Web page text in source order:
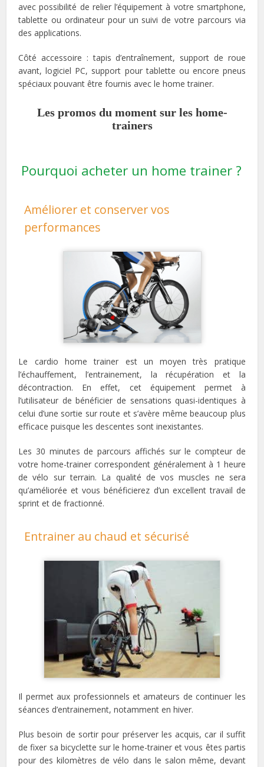
avec possibilité de relier l’équipement à votre smartphone,
tablette ou ordinateur pour un suivi de votre parcours via
des applications.
Côté accessoire : tapis d’entraînement, support de roue
avant, logiciel PC, support pour tablette ou encore pneus
spéciaux pouvant être fournis avec le home trainer.
Les promos du moment sur les home-
trainers
Pourquoi acheter un home trainer ?
Améliorer et conserver vos
performances
Le cardio home trainer est un moyen très pratique
l’échauffement, l’entrainement, la récupération et la
décontraction. En effet, cet équipement permet à
l’utilisateur de bénéficier de sensations quasi-identiques à
celui d’une sortie sur route et s’avère même beaucoup plus
efficace puisque les descentes sont inexistantes.
Les 30 minutes de parcours affichés sur le compteur de
votre home-trainer correspondent généralement à 1 heure
de vélo sur terrain. La qualité de vos muscles ne sera
qu’améliorée et vous bénéficierez d’un excellent travail de
sprint et de fractionné.
Entrainer au chaud et sécurisé
Il permet aux professionnels et amateurs de continuer les
séances d’entrainement, notamment en hiver.
Plus besoin de sortir pour préserver les acquis, car il suffit
de fixer sa bicyclette sur le home-trainer et vous êtes partis
pour des kilomètres de vélo dans le salon même, devant